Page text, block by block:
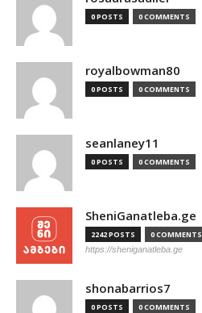
0 POSTS 0 COMMENTS
royalbowman80
0 POSTS 0 COMMENTS
seanlaney11
0 POSTS 0 COMMENTS
SheniGanatleba.ge
2242 POSTS 0 COMMENTS
https://sheniganatleba.ge
shonabarrios7
0 POSTS 0 COMMENTS